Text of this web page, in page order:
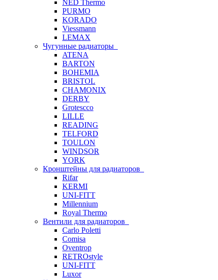
NED Thermo
PURMO
KORADO
Viessmann
LEMAX
Чугунные радиаторы
ATENA
BARTON
BOHEMIA
BRISTOL
CHAMONIX
DERBY
Grotescco
LILLE
READING
TELFORD
TOULON
WINDSOR
YORK
Кронштейны для радиаторов
Rifar
KERMI
UNI-FITT
Millennium
Royal Thermo
Вентили для радиаторов
Carlo Poletti
Comisa
Oventrop
RETROstyle
UNI-FITT
Luxor